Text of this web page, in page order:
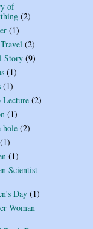
of
(2)
(1)
(2)
Story (9)
(1)
(1)
Lecture (2)
(1)
hole (2)
(1)
(1)
Scientist
Day (1)
Woman